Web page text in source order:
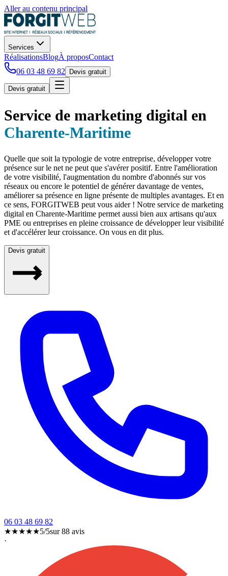
Aller au contenu principal
Services
RéalisationsBlogÀ proposContact
06 03 48 69 82
Devis gratuit
Devis gratuit
Service de marketing digital en
Charente-Maritime
Quelle que soit la typologie de votre entreprise, développer votre
présence sur le net ne peut que s'avérer positif. Entre l'amélioration
de votre visibilité, l'augmentation du nombre d'abonnés sur vos
réseaux ou encore le potentiel de générer davantage de ventes,
améliorer sa présence en ligne présente de multiples avantages. Et en
ce sens, FORGITWEB peut vous aider ! Notre service de marketing
digital en Charente-Maritime permet aussi bien aux artisans qu'aux
PME ou entreprises en pleine croissance de développer leur visibilité
et d'accélérer leur croissance. On vous en dit plus.
Devis gratuit
06 03 48 69 82
★★★★★5/5sur88 avis
·